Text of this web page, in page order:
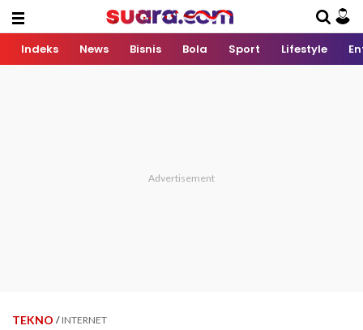
Indeks News Bisnis Bola Sport Lifestyle
TEKNO / INTERNET